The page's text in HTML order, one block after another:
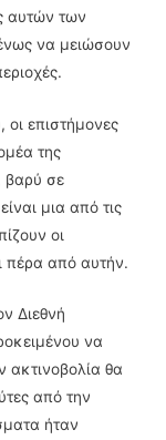
αυτών των
να μειώσουν
επιστήμονες
της
βαρύ σε
μια από τις
οι
πέρα ​​από αυτήν.
Διεθνή
να
ακτινοβολία θα
από την
ήταν